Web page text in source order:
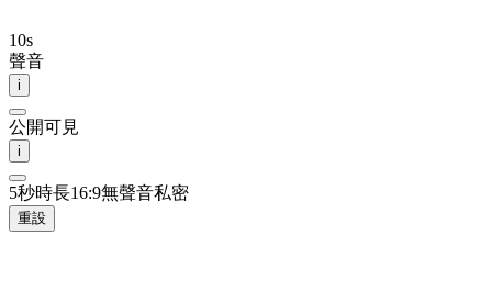
10s
聲音
i
公開可見
i
5秒時長16:9無聲音私密
重設